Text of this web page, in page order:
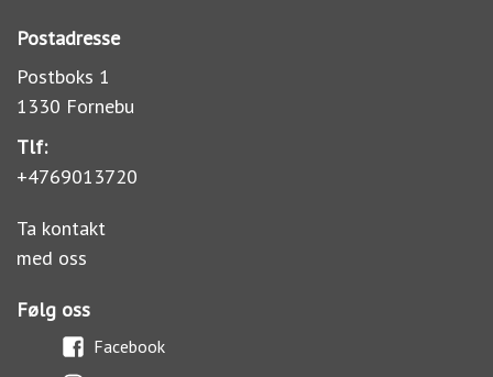
Postadresse
Postboks 1
1330 Fornebu
Tlf:
+4769013720
Ta kontakt
med oss
Følg oss
Facebook